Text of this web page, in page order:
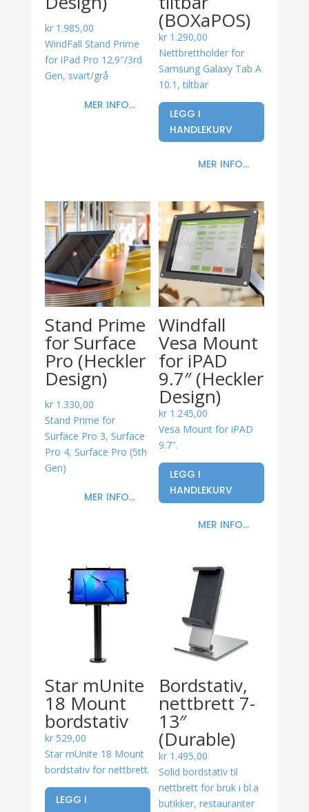
kr1.985,00
WindFall Stand Prime
for iPad Pro 12.9″/3rd
Gen, svart/grå
MER INFO...
(BOXaPOS)
kr 1.290,00
Nettbrettholder for
Samsung Galaxy Tab A
10.1, tiltbar
LEGG I
HANDLEKURV
MER INFO...
Stand Prime
for Surface
Pro (Heckler
Design)
kr1.330,00
Stand Prime for
Surface Pro 3, Surface
Pro 4, Surface Pro (5th
Gen)
MER INFO...
Windfall
Vesa Mount
for iPAD
9.7″ (Heckler
Design)
kr 1.245,00
Vesa Mount for iPAD
9.7″.
LEGG I
HANDLEKURV
MER INFO...
Star mUnite
18 Mount
bordstativ
kr529,00
Star mUnite 18 Mount
bordstativ for nettbrett.
LEGG I
Bordstativ,
nettbrett 7-
13″
(Durable)
kr 1.495,00
Solid bordstativ til
nettbrett for bruk i bl.a
butikker, restauranter